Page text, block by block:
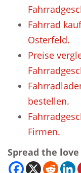
Fahrrad
Osterfeld.
Preise
bestellen.
Firmen.
Spread the love